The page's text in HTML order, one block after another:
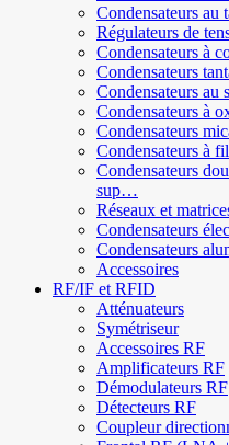
Condensateurs au
Régulateurs de
Condensateurs à
Condensateurs
Condensateurs au
Condensateurs à
Condensateurs
Condensateurs à
Condensateurs
sup…
Réseaux et
Condensateurs
Condensateurs
Accessoires
RF/IF et RFID
Atténuateurs
Symétriseur
Accessoires RF
Amplificateurs RF
Démodulateurs RF
Détecteurs RF
Coupleur